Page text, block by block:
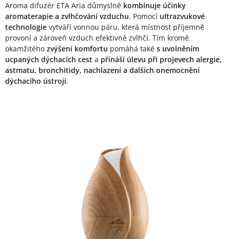
Aroma difuzér ETA Aria důmyslně kombinuje účinky
aromaterapie a zvlhčování vzduchu. Pomocí ultrazvukové
technologie vytváří vonnou páru, která místnost příjemně
provoní a zároveň vzduch efektivně zvlhčí. Tím kromě
okamžitého zvýšení komfortu pomáhá také s uvolněním
ucpaných dýchacích cest a přináší úlevu při projevech alergie,
astmatu, bronchitidy, nachlazení a dalších onemocnění
dýchacího ústrojí.